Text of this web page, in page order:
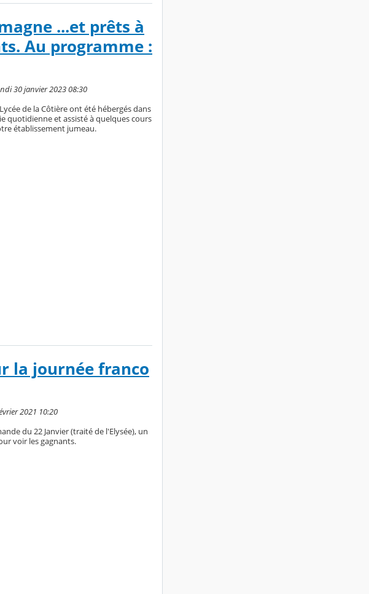
...et prêts à
Au programme :
30 janvier 2023 08:30
de la Côtière ont été hébergés dans
quotidienne et assisté à quelques cours
établissement jumeau.
la journée franco
2021 10:20
du 22 Janvier (traité de l'Elysée), un
voir les gagnants.